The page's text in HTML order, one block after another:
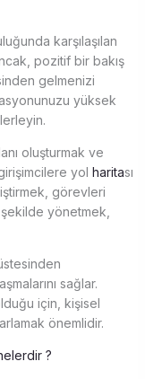
karşılaşılan
pozitif bir bakış
gelmenizi
yüksek
oluşturmak ve
yol haritası
görevleri
yönetmek,
sağlar.
için, kişisel
önemlidir.
?